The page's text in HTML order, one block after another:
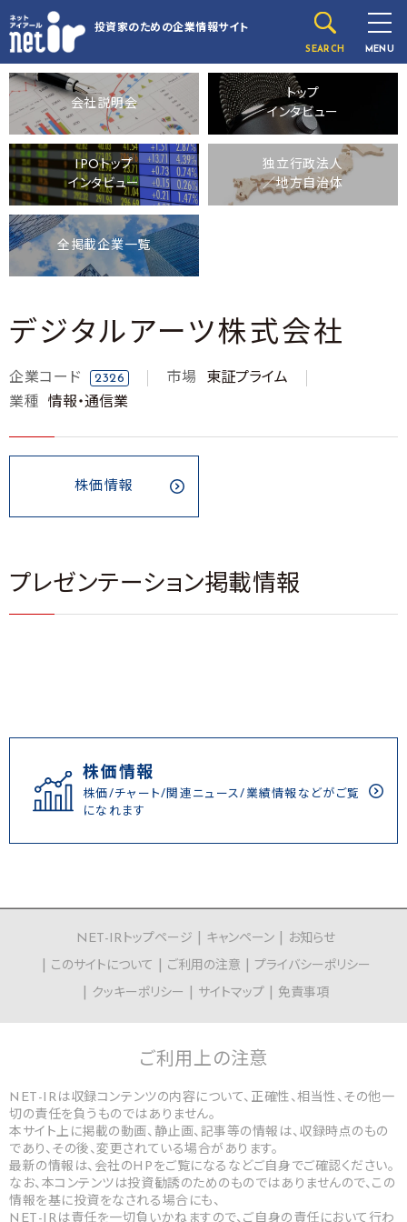
投資家のための企業情報サイト
SEARCH MENU
会社説明会
トップ
インタビュー
IPOトップ
インタビュー
独立行政法人
／地方自治体
全掲載企業一覧
デジタルアーツ株式会社
企業コード 2326 市場
東証プライム
業種
情報・通信業
株価情報
プレゼンテーション掲載情報
株価情報
株価/チャート/関連ニュース/業績情報などがご覧
になれます
NET-IRトップページ キャンペーン
お知らせ
このサイトについて
ご利用の注意
プライバシーポリシー
クッキーポリシー
サイトマップ 免責事項
ご利用上の注意
NET-IRは収録コンテンツの内容について、正確性、相当性、その他一
切の責任を負うものではありません。
本サイト上に掲載の動画、静止画、記事等の情報は、収録時点のもの
であり、その後、変更されている場合があります。
最新の情報は、会社のHPをご覧になるなどご自身でご確認ください。
なお、本コンテンツは投資勧誘のためのものではありませんので、この
情報を基に投資をなされる場合にも、
NET-IRは責任を一切負いかねますので、ご自身の責任において行わ